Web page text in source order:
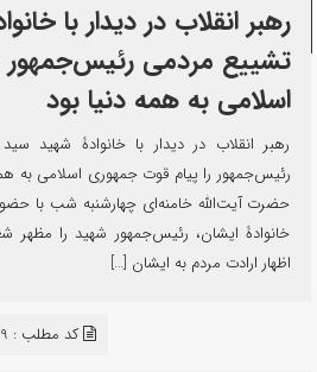
رهبر انقلاب در دیدار با
تشییع مردمی
اسلامی به همه دنیا بود
رهبر انقلاب در دیدار با خانوادۀ شهید
رئیس‌جمهور را پیام قوت جمهوری اسلامی به
حضرت آیت‌الله خامنه‌ای چهارشنبه شب با
خانوادۀ ایشان، رئیس‌جمهور شهید را مظهر
اظهار ارادت مردم به ایشان […]
کد مطلب : 659